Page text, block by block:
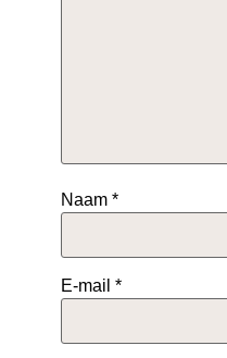
Naam *
E-mail *